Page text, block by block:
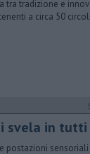
tra tradizione e
a circa 50
svela in tutti
postazioni